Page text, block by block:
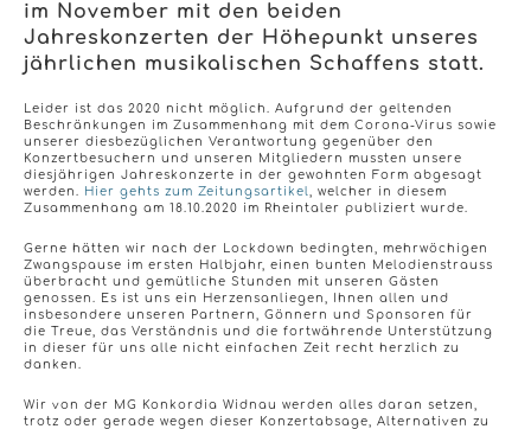
im November mit den beiden
Jahreskonzerten der Höhepunkt unseres
jährlichen musikalischen Schaffens statt.
Leider ist das 2020 nicht möglich. Aufgrund der geltenden
Beschränkungen im Zusammenhang mit dem Corona-Virus sowie
unserer diesbezüglichen Verantwortung gegenüber den
Konzertbesuchern und unseren Mitgliedern mussten unsere
diesjährigen Jahreskonzerte in der gewohnten Form abgesagt
werden. Hier gehts zum Zeitungsartikel
, welcher in diesem
Zusammenhang am 18.10.2020 im Rheintaler publiziert wurde.
Gerne hätten wir nach der Lockdown bedingten, mehrwöchigen
Zwangspause im ersten Halbjahr, einen bunten Melodienstrauss
überbracht und gemütliche Stunden mit unseren Gästen
genossen. Es ist uns ein Herzensanliegen, Ihnen allen und
insbesondere unseren Partnern, Gönnern und Sponsoren für
die Treue, das Verständnis und die fortwährende Unterstützung
in dieser für uns alle nicht einfachen Zeit recht herzlich zu
danken.
Wir von der MG Konkordia Widnau werden alles daran setzen,
trotz oder gerade wegen dieser Konzertabsage, Alternativen zu